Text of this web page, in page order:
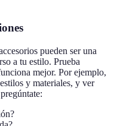
pueden ser una
a tu estilo. Prueba
mejor. Por ejemplo,
y materiales, y ver